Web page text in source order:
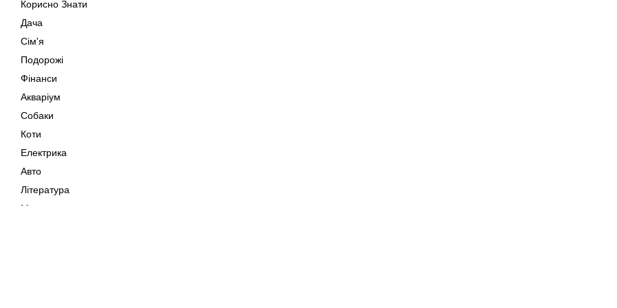
Корисно Знати
Дача
Сім'я
Подорожі
Фінанси
Акваріум
Собаки
Коти
Електрика
Авто
Література
Музика